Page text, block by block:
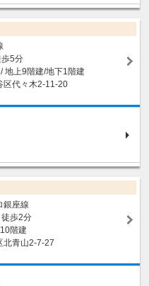
5分
地上9階建/地下1階建
区代々木2-11-20
銀座線
歩2分
階建
北青山2-7-27